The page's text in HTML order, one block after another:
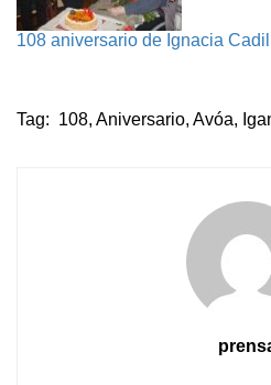
108 aniversario de Ignacia
Tag: 108, Aniversario, Avóa,